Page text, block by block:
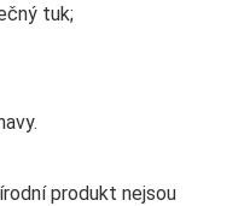
tuk;
produkt nejsou